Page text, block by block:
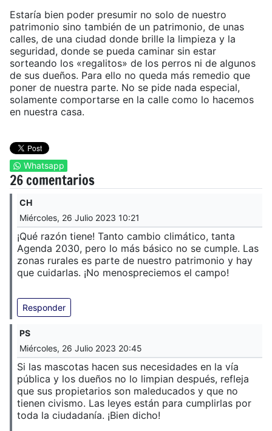
Estaría bien poder presumir no solo de nuestro
patrimonio sino también de un patrimonio, de unas
calles, de una ciudad donde brille la limpieza y la
seguridad, donde se pueda caminar sin estar
sorteando los «regalitos» de los perros ni de algunos
de sus dueños. Para ello no queda más remedio que
poner de nuestra parte. No se pide nada especial,
solamente comportarse en la calle como lo hacemos
en nuestra casa.
Whatsapp
26 comentarios
CH
Miércoles, 26 Julio 2023 10:21
¡Qué razón tiene! Tanto cambio climático, tanta
Agenda 2030, pero lo más básico no se cumple. Las
zonas rurales es parte de nuestro patrimonio y hay
que cuidarlas. ¡No menospreciemos el campo!
Responder
PS
Miércoles, 26 Julio 2023 20:45
Si las mascotas hacen sus necesidades en la vía
pública y los dueños no lo limpian después, refleja
que sus propietarios son maleducados y que no
tienen civismo. Las leyes están para cumplirlas por
toda la ciudadanía. ¡Bien dicho!